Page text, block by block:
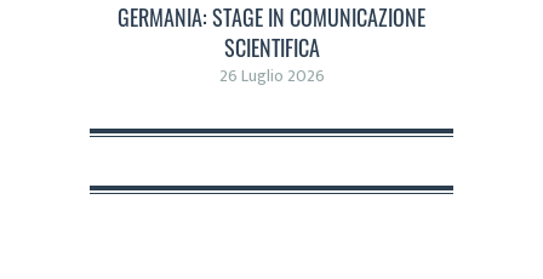
GERMANIA: STAGE IN COMUNICAZIONE
SCIENTIFICA
26 Luglio 2026